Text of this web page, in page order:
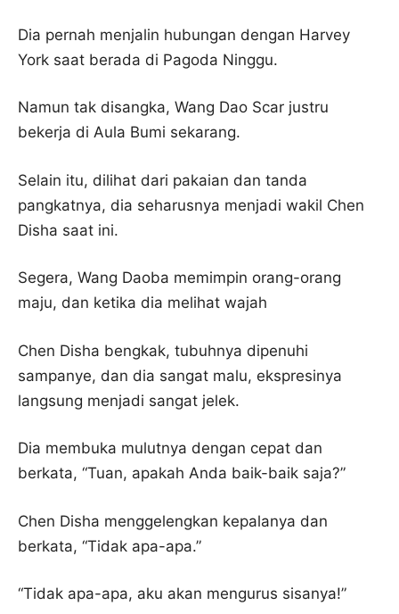
Dia pernah menjalin hubungan dengan Harvey
York saat berada di Pagoda Ninggu.
Namun tak disangka, Wang Dao Scar justru
bekerja di Aula Bumi sekarang.
Selain itu, dilihat dari pakaian dan tanda
pangkatnya, dia seharusnya menjadi wakil Chen
Disha saat ini.
Segera, Wang Daoba memimpin orang-orang
maju, dan ketika dia melihat wajah
Chen Disha bengkak, tubuhnya dipenuhi
sampanye, dan dia sangat malu, ekspresinya
langsung menjadi sangat jelek.
Dia membuka mulutnya dengan cepat dan
berkata, “Tuan, apakah Anda baik-baik saja?”
Chen Disha menggelengkan kepalanya dan
berkata, “Tidak apa-apa.”
“Tidak apa-apa, aku akan mengurus sisanya!”